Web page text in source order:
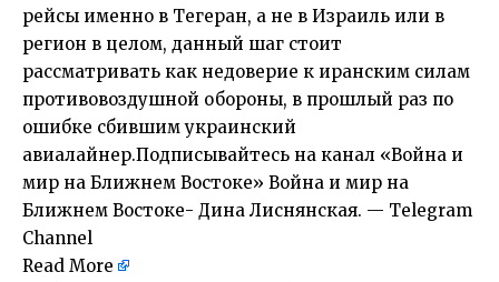
рейсы именно в Тегеран, а не в Израиль или в
регион в целом, данный шаг стоит
рассматривать как недоверие к иранским силам
противовоздушной обороны, в прошлый раз по
ошибке сбившим украинский
авиалайнер.Подписывайтесь на канал «Война и
мир на Ближнем Востоке» Война и мир на
Ближнем Востоке- Дина Лиснянская. — Telegram
Channel
Read More